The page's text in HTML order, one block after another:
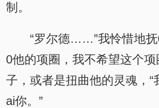
制。
“罗尔德……”我怜惜地
0他的项圈，我不希望这个
子，或者是扭曲他的灵魂，“
ai你。”